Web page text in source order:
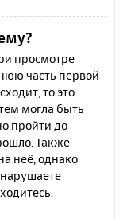
просмотре
часть первой
то это
могла быть
пройти до
Также
неё, однако